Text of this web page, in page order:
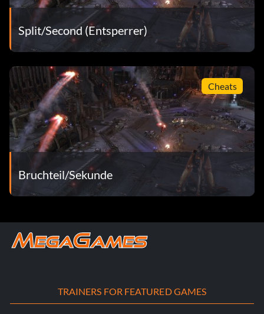
Split/Second (Entsperrer)
Cheats
Bruchteil/Sekunde
TRAINERS FOR FEATURED GAMES